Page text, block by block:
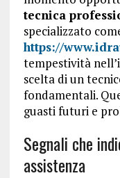
tecnica
specializzato
https://
tempestività
scelta di un
fondamentali.
guasti futuri e
Segnali che
assistenza